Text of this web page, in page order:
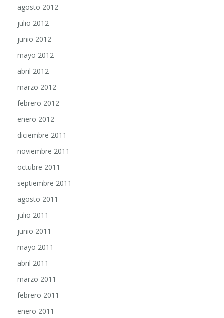
agosto 2012
julio 2012
junio 2012
mayo 2012
abril 2012
marzo 2012
febrero 2012
enero 2012
diciembre 2011
noviembre 2011
octubre 2011
septiembre 2011
agosto 2011
julio 2011
junio 2011
mayo 2011
abril 2011
marzo 2011
febrero 2011
enero 2011